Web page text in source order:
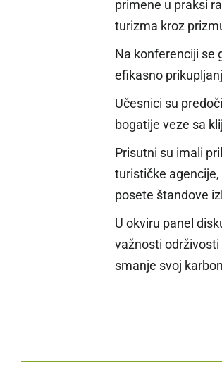
primene u praksi
turizma kroz
Na konferenciji se
efikasno
Učesnici su
bogatije veze sa
Prisutni su imali
turističke
posete štandove
U okviru panel
važnosti
smanje svoj